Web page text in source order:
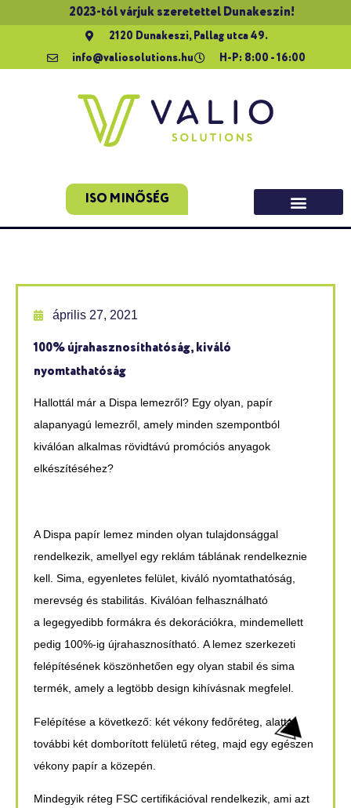
2023-tól várjuk szeretettel Dunakeszin!
2120 Dunakeszi, Pallag utca 49.
info@valiosolutions.hu
H-P: 8:00 - 16:00
ISO MINŐSÉG
április 27, 2021
100% újrahasznosíthatóság, kiváló
nyomtathatóság
Hallottál már a Dispa lemezről? Egy olyan, papír
alapanyagú lemezről, amely minden szempontból
kiválóan alkalmas rövidtávú promóciós anyagok
elkészítéséhez?
A Dispa papír lemez minden olyan tulajdonsággal
rendelkezik, amellyel egy reklám táblának rendelkeznie
kell. Sima, egyenletes felület, kiváló nyomtathatóság,
merevség és stabilitás. Kiválóan felhasználható
a legegyedibb formákra és dekorációkra, mindemellett
pedig 100%-ig újrahasznosítható. A lemez szerkezeti
felépítésének köszönhetően egy olyan stabil és sima
termék, amely a legtöbb design kihívásnak megfelel.
Felépítése a következő: két vékony fedőréteg, alatta
további két domborított felületű réteg, majd egy egészen
vékony papír a közepén.
Mindegyik réteg FSC certifikációval rendelkezik, ami azt